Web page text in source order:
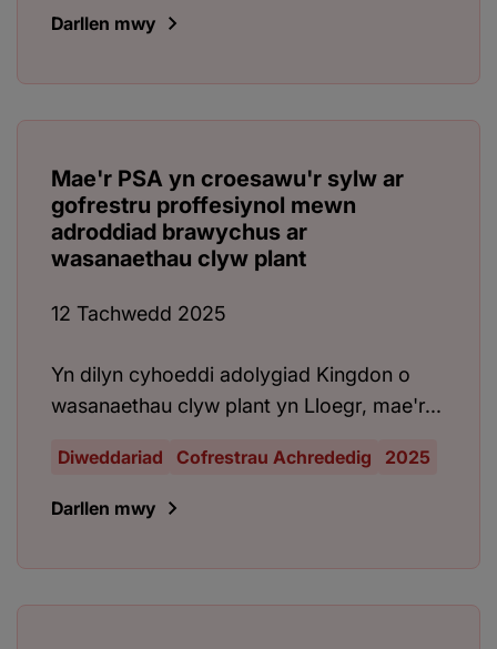
Darllen mwy
Mae'r PSA yn croesawu'r sylw ar
gofrestru proffesiynol mewn
adroddiad brawychus ar
wasanaethau clyw plant
12 Tachwedd 2025
Yn dilyn cyhoeddi adolygiad Kingdon o
wasanaethau clyw plant yn Lloegr, mae'r...
Diweddariad Cofrestrau Achrededig 2025
Darllen mwy